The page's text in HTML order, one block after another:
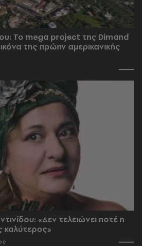
To mega project της Dimand
της πρώην αμερικανικής
«Δεν τελειώνει ποτέ η
καλύτερος»